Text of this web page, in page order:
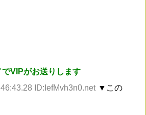
VIPがお送りします
ID:IefMvh3n0.net ▼この